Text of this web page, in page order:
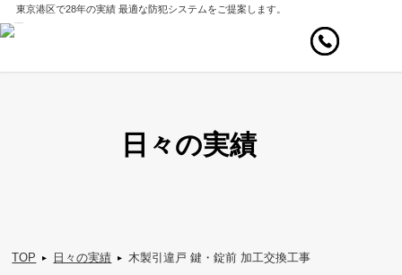
東京港区で28年の実績最適な防犯システムをご提案します。
日々の実績
TOP ▸ 日々の実績 ▸ 木製引違戸 鍵・錠前 加工交換工事